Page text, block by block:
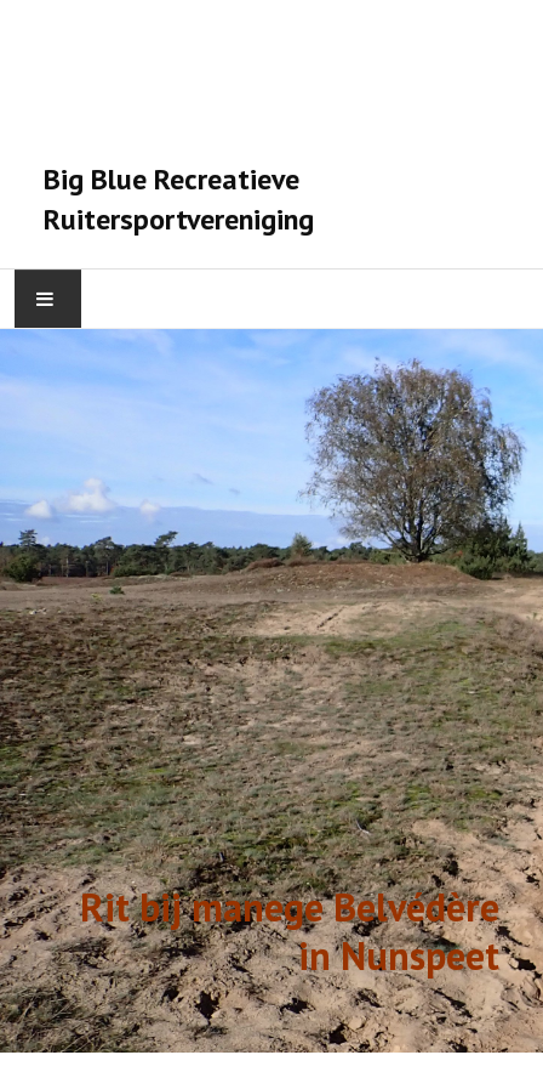
Big Blue Recreatieve
Ruitersportvereniging
VERENIGING
STALPRAET
GESCHIEDENIS
LINKS
Rit bij manege Belvédère
in Nunspeet